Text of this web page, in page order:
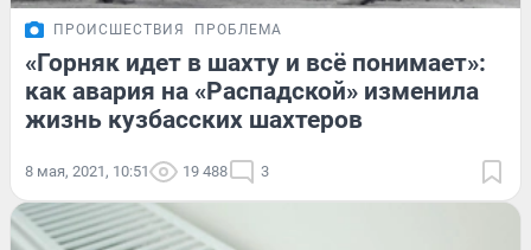
ПРОИСШЕСТВИЯ ПРОБЛЕМА
«Горняк идет в шахту и всё понимает»:
как авария на «Распадской» изменила
жизнь кузбасских шахтеров
8 мая, 2021, 10:51 19 488 3